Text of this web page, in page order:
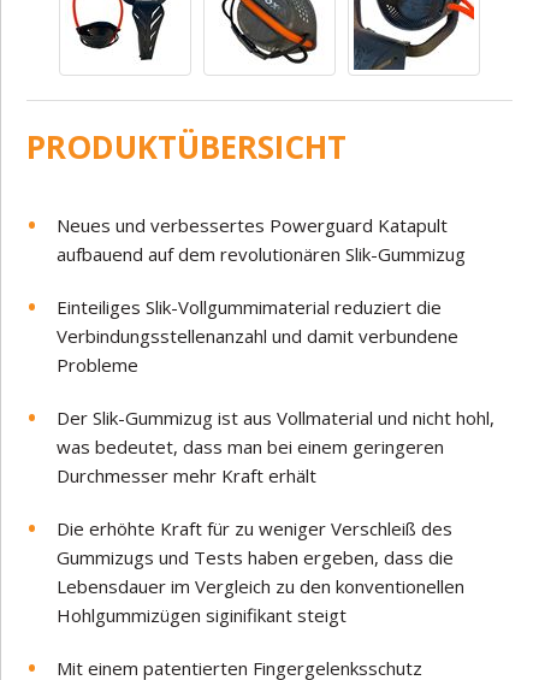
PRODUKTÜBERSICHT
Neues und verbessertes Powerguard Katapult
aufbauend auf dem revolutionären Slik-Gummizug
Einteiliges Slik-Vollgummimaterial reduziert die
Verbindungsstellenanzahl und damit verbundene
Probleme
Der Slik-Gummizug ist aus Vollmaterial und nicht hohl,
was bedeutet, dass man bei einem geringeren
Durchmesser mehr Kraft erhält
Die erhöhte Kraft für zu weniger Verschleiß des
Gummizugs und Tests haben ergeben, dass die
Lebensdauer im Vergleich zu den konventionellen
Hohlgummizügen siginifikant steigt
Mit einem patentierten Fingergelenksschutz